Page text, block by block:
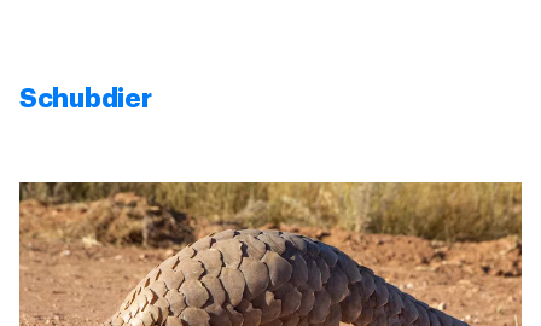
Schubdier